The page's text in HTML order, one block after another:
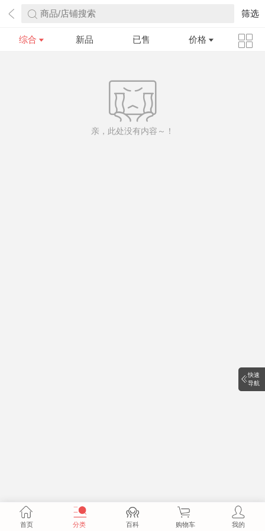
商品/店铺搜索 筛选
综合 新品 已售 价格
亲，此处没有内容～！
首页 分类 百科 购物车 我的
快速
导航